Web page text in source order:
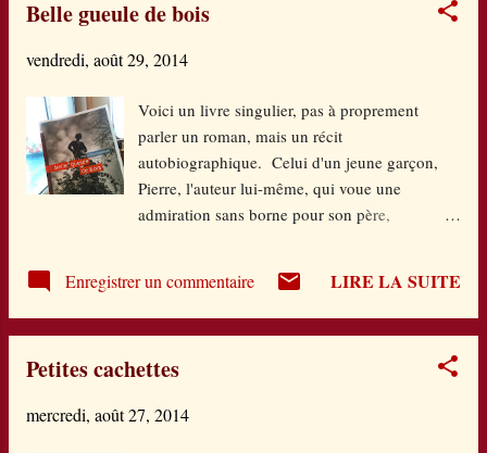
sein de sa famille et en particulier avec son beau-
en questions, le retraité va se surprendre à vider lui
aussi son sac, en se retournant sur sa vie passée,
avec ses secrets pas toujours glorieux il faut bien le
dire. Les réactions de ce jeune à ses dires vont le
faire réfléchir à ses actes. Et à chacun d'aider l'autre
comme il le peut, avec ses mots, ceux de
l'expérience...
Belle gueule de bois
vendredi, août 29, 2014
Voici un livre singulier, pas à proprement
parler un roman, mais un récit
autobiographique. Celui d'un jeune garçon,
Pierre, l'auteur lui-même, qui voue une
admiration sans borne pour son père,
un chalet perdu, mal entretenu. Les parents se
sont séparés et Pierre a fait le choix,
son père. On assiste donc à leur quotidien, fait
bas de l'alcoolisme qu'un fils, trop jeune pour
Enregistrer un commentaire LIRE LA SUITE
Petites cachettes
mercredi, août 27, 2014